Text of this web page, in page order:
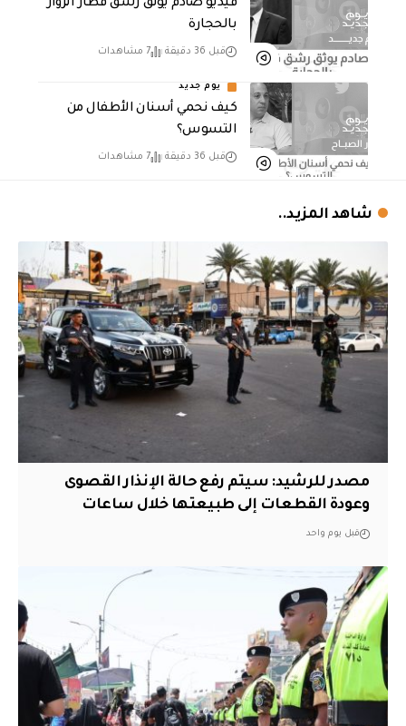
فيديو صادم يوثق رشق قطار الزوار
بالحجارة
قبل 36 دقيقة 7 مشاهدات
يوم جديد
كيف نحمي أسنان الأطفال من
التسوس؟
قبل 36 دقيقة 7 مشاهدات
شاهد المزيد..
مصدر للرشيد: سيتم رفع حالة الإنذار القصوى
وعودة القطعات إلى طبيعتها خلال ساعات
قبل يوم واحد